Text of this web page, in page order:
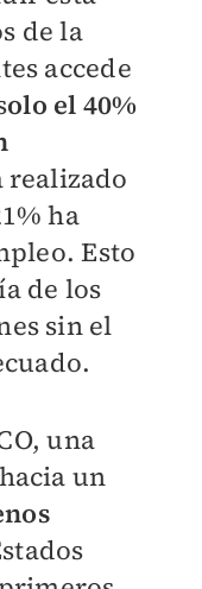
de la
accede
olo el 40%
realizado
ha
Esto
de los
sin el
una
un